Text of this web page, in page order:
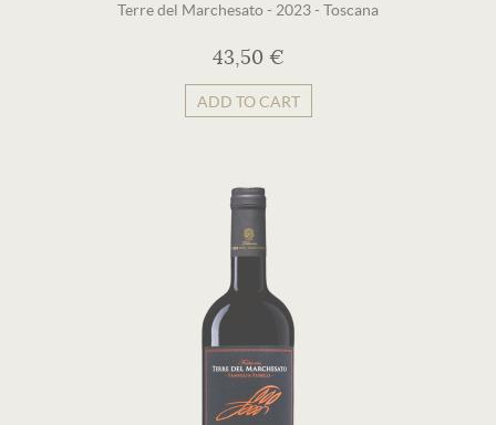
Terre del Marchesato- 2023- Toscana
43,50 €
ADD TO CART